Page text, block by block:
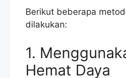
Berikut beberapa
dilakukan:
1.
Hemat Daya